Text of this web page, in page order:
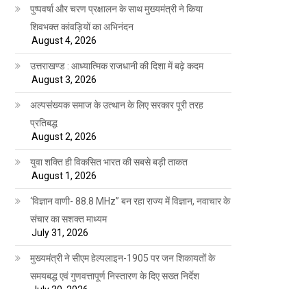
पुष्पवर्षा और चरण प्रक्षालन के साथ मुख्यमंत्री ने किया
शिवभक्त कांवड़ियों का अभिनंदन
August 4, 2026
उत्तराखण्ड : आध्यात्मिक राजधानी की दिशा में बढ़े कदम
August 3, 2026
अल्पसंख्यक समाज के उत्थान के लिए सरकार पूरी तरह
प्रतिबद्ध
August 2, 2026
युवा शक्ति ही विकसित भारत की सबसे बड़ी ताकत
August 1, 2026
‘विज्ञान वाणी- 88.8 MHz” बन रहा राज्य में विज्ञान, नवाचार के
संचार का सशक्त माध्यम
July 31, 2026
मुख्यमंत्री ने सीएम हेल्पलाइन-1905 पर जन शिकायतों के
समयबद्ध एवं गुणवत्तापूर्ण निस्तारण के दिए सख्त निर्देश